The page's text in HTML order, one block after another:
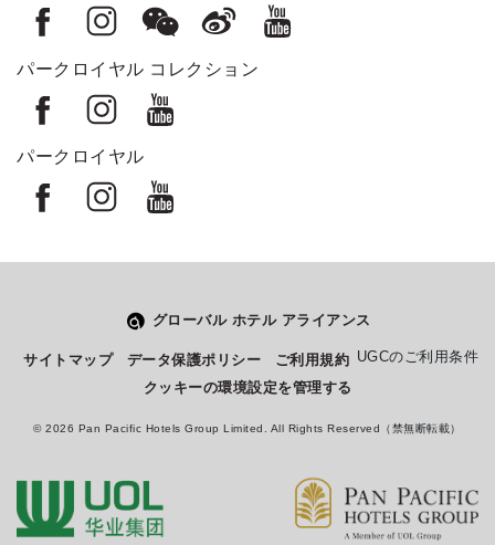
パークロイヤル コレクション
パークロイヤル
グローバル ホテル アライアンス
サイトマップ データ保護ポリシー ご利用規約 UGCのご利用条件
クッキーの環境設定を管理する
© 2026 Pan Pacific Hotels Group Limited. All Rights Reserved（禁無断転載）
このサイトでの経験をどのように評価しますか？
Select
1
being